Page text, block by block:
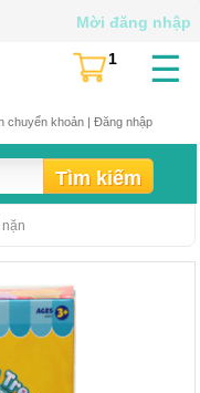
chuyển khoản| Đăng nhập
☰
(
1
Mời đăng nhập